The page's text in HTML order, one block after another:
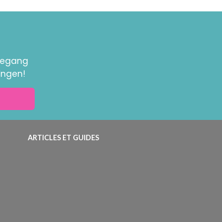
ARTICLES ET GUIDES